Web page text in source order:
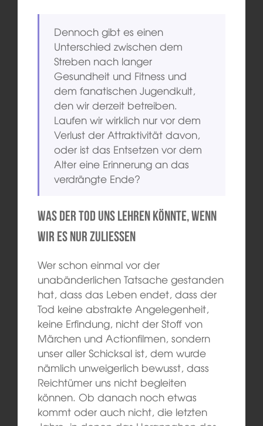
Dennoch gibt es einen
Unterschied zwischen dem
Streben nach langer
Gesundheit und Fitness und
dem fanatischen Jugendkult,
den wir derzeit betreiben.
Laufen wir wirklich nur vor dem
Verlust der Attraktivität davon,
oder ist das Entsetzen vor dem
Alter eine Erinnerung an das
verdrängte Ende?
Was der Tod uns lehren könnte, wenn
wir es nur zuließen
Wer schon einmal vor der
unabänderlichen Tatsache gestanden
hat, dass das Leben endet, dass der
Tod keine abstrakte Angelegenheit,
keine Erfindung, nicht der Stoff von
Märchen und Actionfilmen, sondern
unser aller Schicksal ist, dem wurde
nämlich unweigerlich bewusst, dass
Reichtümer uns nicht begleiten
können. Ob danach noch etwas
kommt oder auch nicht, die letzten